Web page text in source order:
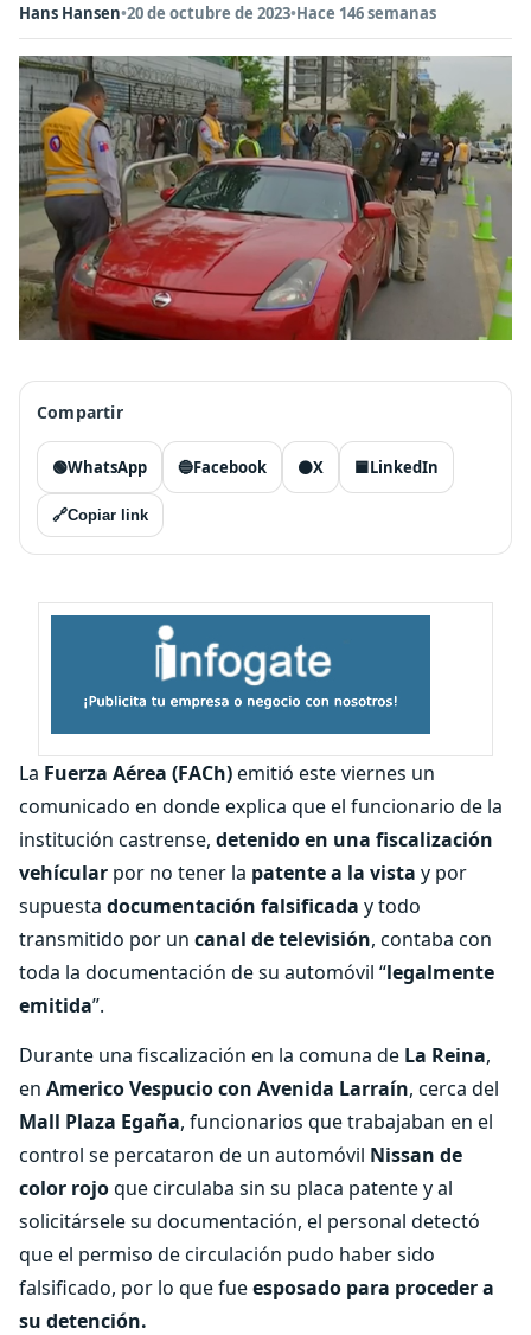
Hans Hansen•20 de octubre de 2023•Hace 146 semanas
Compartir
🟢WhatsApp 🔵Facebook ⚫X 🟦LinkedIn
🔗Copiar link
La Fuerza Aérea (FACh)emitió este viernes un
comunicado en donde explica que el funcionario de la
institución castrense, detenido en una fiscalización
vehícular por no tener la patente a la vista y por
supuesta documentación falsificada y todo
transmitido por un canal de televisión, contaba con
toda la documentación de su automóvil “legalmente
emitida”.
Durante una fiscalización en la comuna de La Reina,
en Americo Vespucio con Avenida Larraín, cerca del
Mall Plaza Egaña, funcionarios que trabajaban en el
control se percataron de un automóvil Nissan de
color rojoque circulaba sin su placa patente y al
solicitársele su documentación, el personal detectó
que el permiso de circulación pudo haber sido
falsificado, por lo que fueesposado para proceder a
su detención.